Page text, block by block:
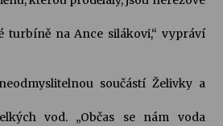
turbíně na Ance silákovi,“ vypráví
součástí Želivky a
vod. „Občas se nám voda